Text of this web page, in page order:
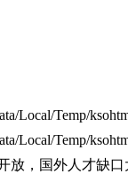
Local/Temp/
Local/Temp/
放，国外人才缺